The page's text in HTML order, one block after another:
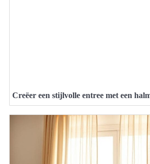
Creëer een stijlvolle entree met een